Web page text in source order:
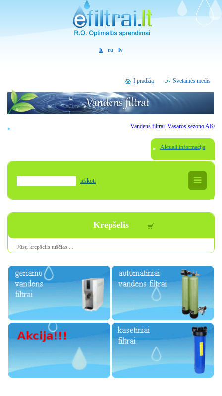
lt ru lv
Svetainės medis
Į pradžią
Vandens filtrai. Vasaros sezono
Aktuali informacija
ieškoti
Krepšelis
Jūsų krepšelis tuščias ...